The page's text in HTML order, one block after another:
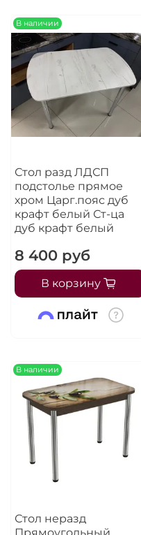
В наличии
Стол разд ЛДСП
подстолье прямое
хром Царг.пояс дуб
крафт белый Ст-ца
дуб крафт белый
8 400 руб
В корзину
В наличии
Стол неразд